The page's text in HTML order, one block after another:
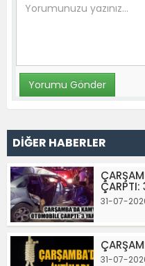
DİĞER HABERLER
ÇARPTI:
31-07-
31-07-